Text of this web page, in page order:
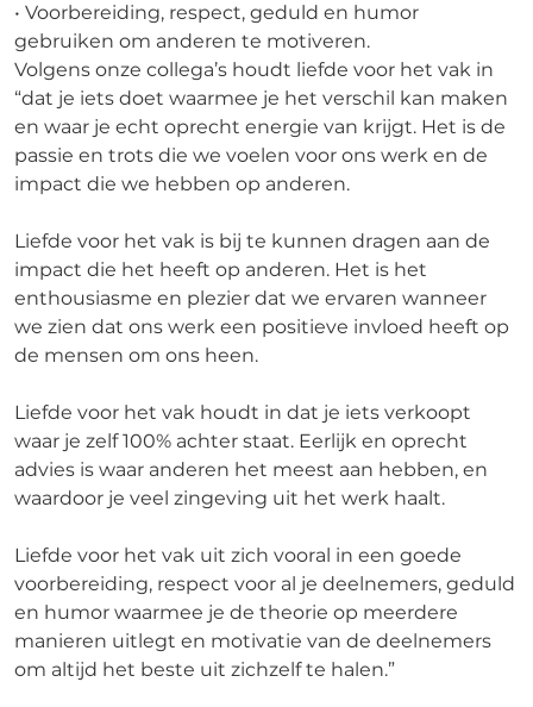
• Voorbereiding, respect, geduld en humor
gebruiken om anderen te motiveren.
Volgens onze collega’s houdt liefde voor het vak in
“dat je iets doet waarmee je het verschil kan maken
en waar je echt oprecht energie van krijgt. Het is de
passie en trots die we voelen voor ons werk en de
impact die we hebben op anderen.
Liefde voor het vak is bij te kunnen dragen aan de
impact die het heeft op anderen. Het is het
enthousiasme en plezier dat we ervaren wanneer
we zien dat ons werk een positieve invloed heeft op
de mensen om ons heen.
Liefde voor het vak houdt in dat je iets verkoopt
waar je zelf 100% achter staat. Eerlijk en oprecht
advies is waar anderen het meest aan hebben, en
waardoor je veel zingeving uit het werk haalt.
Liefde voor het vak uit zich vooral in een goede
voorbereiding, respect voor al je deelnemers, geduld
en humor waarmee je de theorie op meerdere
manieren uitlegt en motivatie van de deelnemers
om altijd het beste uit zichzelf te halen.”